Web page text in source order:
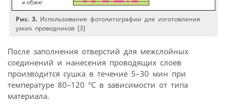
Рис. 3. Использование фотолитографии для изготовления
узких проводников [3]
После заполнения отверстий для межслойных
соединений и нанесения проводящих слоев
производится сушка в течение 5–30 мин при
температуре 80–120 °С в зависимости от типа
материала.